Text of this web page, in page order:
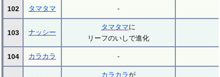
102 タマタマ -
103 ナッシー
タマタマに
リーフのいしで進化
104 カラカラ -
カラカラが